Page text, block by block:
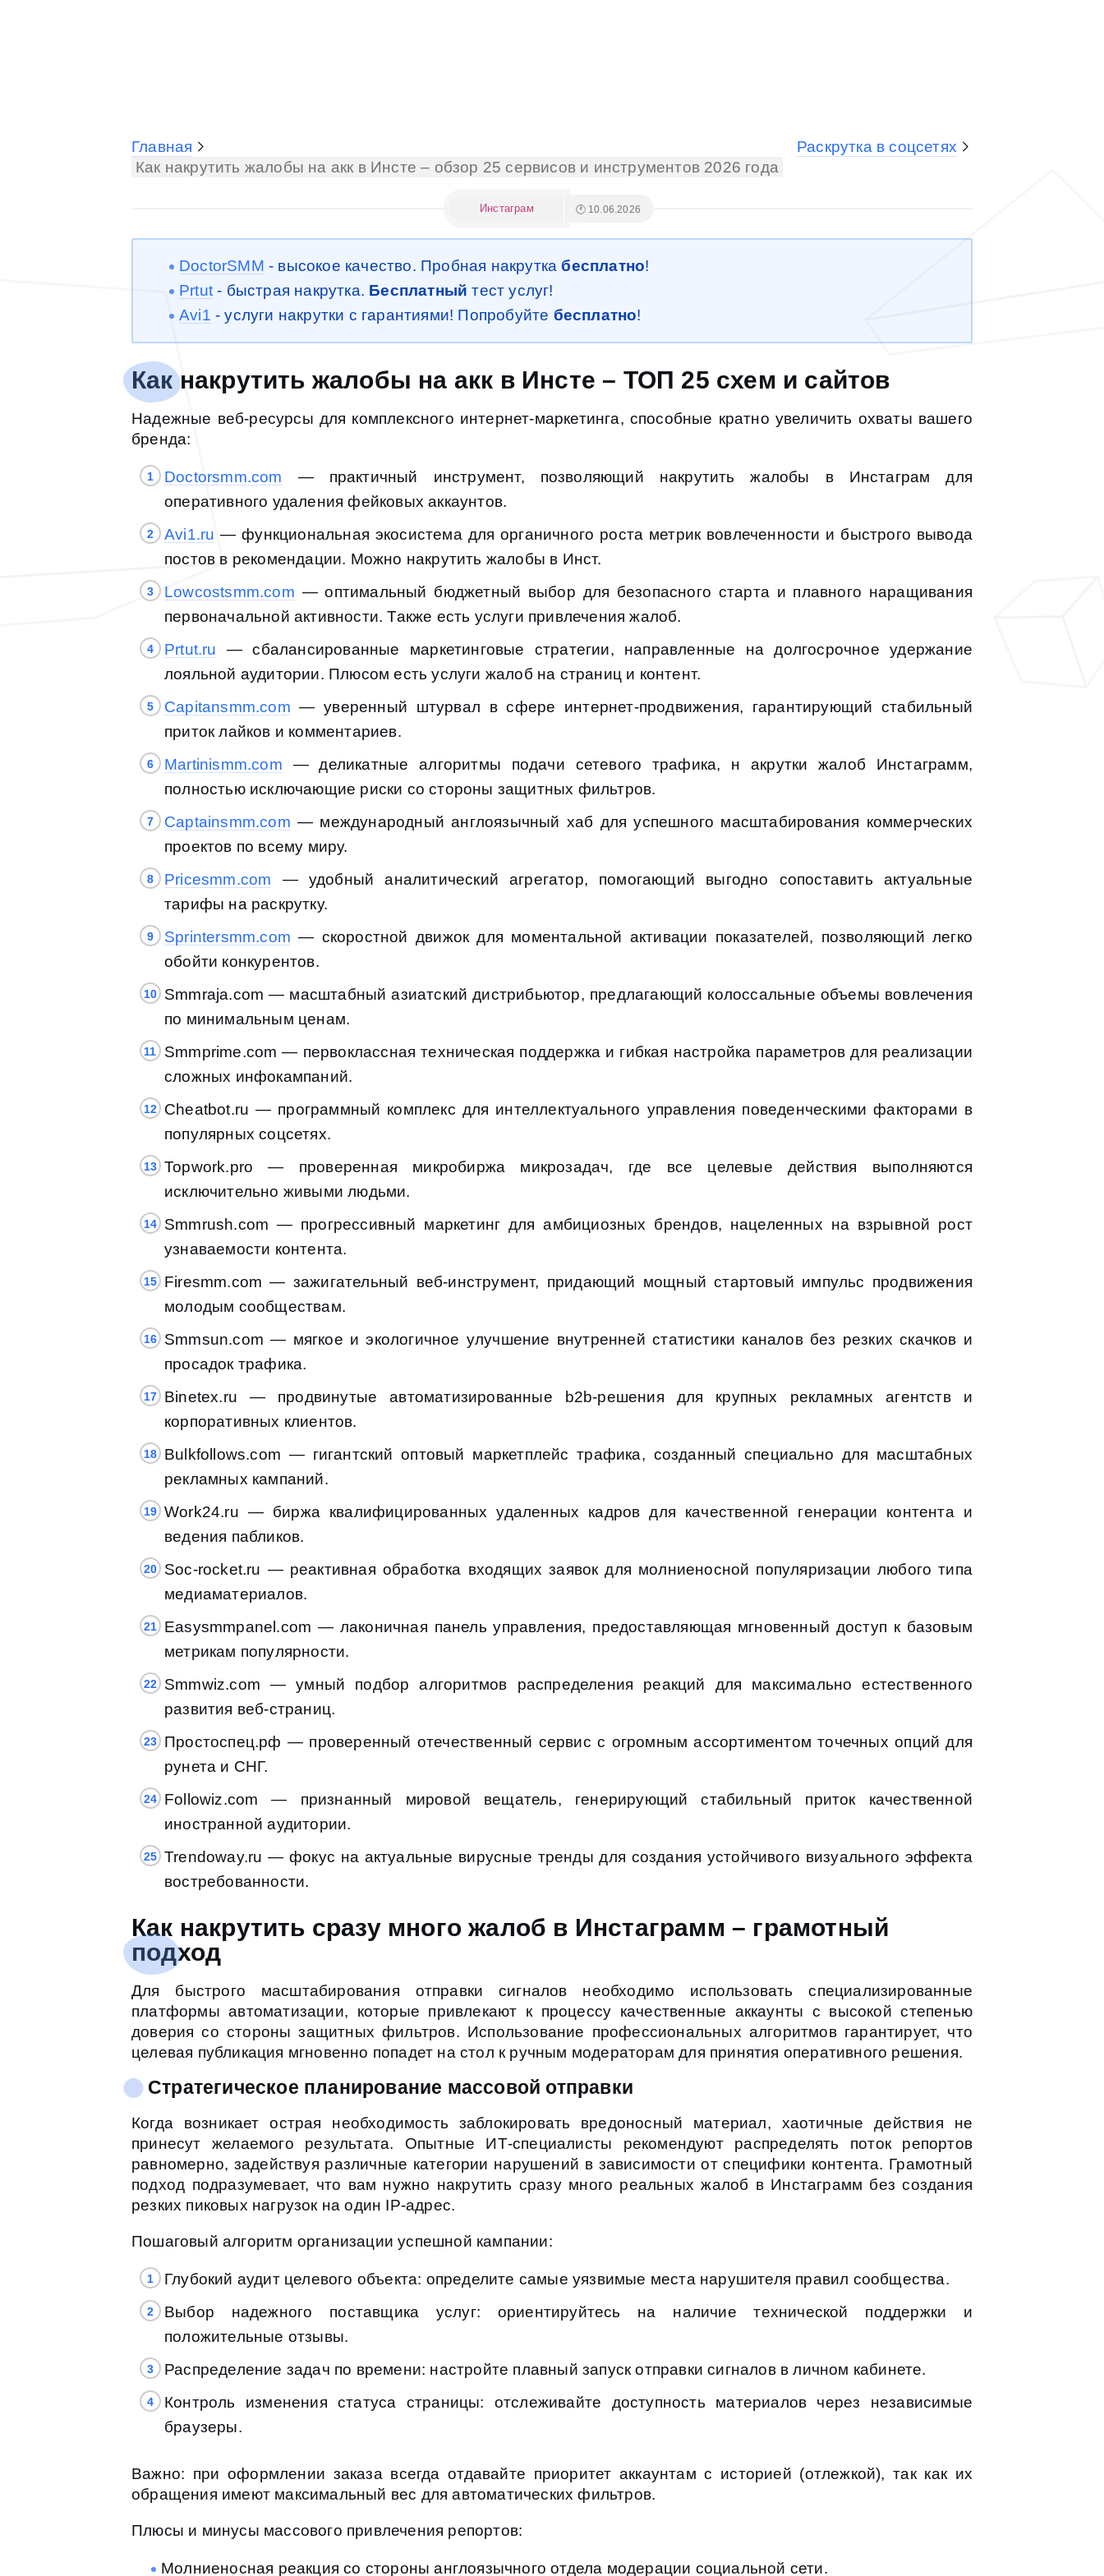
Главная
Раскрутка в соцсетях
Как накрутить жалобы на акк в Инсте – обзор 25 сервисов и инструментов 2026 года
Инстаграм 🕐 10.06.2026
DoctorSMM - высокое качество. Пробная накруткабесплатно!
Prtut - быстрая накрутка. Бесплатный тест услуг!
Avi1 - услуги накрутки с гарантиями! Попробуйте бесплатно!
Как накрутить жалобы на акк в Инсте – ТОП 25 схем и сайтов
Надежные веб-ресурсы для комплексного интернет-маркетинга, способные кратно увеличить охваты вашего
бренда:
Doctorsmm.com — практичный инструмент, позволяющий накрутить жалобы в Инстаграм для
оперативного удаления фейковых аккаунтов.
Avi1.ru — функциональная экосистема для органичного роста метрик вовлеченности и быстрого вывода
постов в рекомендации. Можно накрутить жалобы в Инст.
Lowcostsmm.com — оптимальный бюджетный выбор для безопасного старта и плавного наращивания
первоначальной активности. Также есть услуги привлечения жалоб.
Prtut.ru — сбалансированные маркетинговые стратегии, направленные на долгосрочное удержание
лояльной аудитории. Плюсом есть услуги жалоб на страниц и контент.
Capitansmm.com — уверенный штурвал в сфере интернет-продвижения, гарантирующий стабильный
приток лайков и комментариев.
Martinismm.com — деликатные алгоритмы подачи сетевого трафика, н акрутки жалоб Инстаграмм,
полностью исключающие риски со стороны защитных фильтров.
Captainsmm.com — международный англоязычный хаб для успешного масштабирования коммерческих
проектов по всему миру.
Pricesmm.com — удобный аналитический агрегатор, помогающий выгодно сопоставить актуальные
тарифы на раскрутку.
Sprintersmm.com — скоростной движок для моментальной активации показателей, позволяющий легко
обойти конкурентов.
Smmraja.com — масштабный азиатский дистрибьютор, предлагающий колоссальные объемы вовлечения
по минимальным ценам.
Smmprime.com — первоклассная техническая поддержка и гибкая настройка параметров для реализации
сложных инфокампаний.
Cheatbot.ru — программный комплекс для интеллектуального управления поведенческими факторами в
популярных соцсетях.
Topwork.pro — проверенная микробиржа микрозадач, где все целевые действия выполняются
исключительно живыми людьми.
Smmrush.com — прогрессивный маркетинг для амбициозных брендов, нацеленных на взрывной рост
узнаваемости контента.
Firesmm.com — зажигательный веб-инструмент, придающий мощный стартовый импульс продвижения
молодым сообществам.
Smmsun.com — мягкое и экологичное улучшение внутренней статистики каналов без резких скачков и
просадок трафика.
Binetex.ru — продвинутые автоматизированные b2b-решения для крупных рекламных агентств и
корпоративных клиентов.
Bulkfollows.com — гигантский оптовый маркетплейс трафика, созданный специально для масштабных
рекламных кампаний.
Work24.ru — биржа квалифицированных удаленных кадров для качественной генерации контента и
ведения пабликов.
Soc-rocket.ru — реактивная обработка входящих заявок для молниеносной популяризации любого типа
медиаматериалов.
Easysmmpanel.com — лаконичная панель управления, предоставляющая мгновенный доступ к базовым
метрикам популярности.
Smmwiz.com — умный подбор алгоритмов распределения реакций для максимально естественного
развития веб-страниц.
Простоспец.рф — проверенный отечественный сервис с огромным ассортиментом точечных опций для
рунета и СНГ.
Followiz.com — признанный мировой вещатель, генерирующий стабильный приток качественной
иностранной аудитории.
Trendoway.ru — фокус на актуальные вирусные тренды для создания устойчивого визуального эффекта
востребованности.
Как накрутить сразу много жалоб в Инстаграмм – грамотный
подход
Для быстрого масштабирования отправки сигналов необходимо использовать специализированные
платформы автоматизации, которые привлекают к процессу качественные аккаунты с высокой степенью
доверия со стороны защитных фильтров. Использование профессиональных алгоритмов гарантирует, что
целевая публикация мгновенно попадет на стол к ручным модераторам для принятия оперативного решения.
Стратегическое планирование массовой отправки
Когда возникает острая необходимость заблокировать вредоносный материал, хаотичные действия не
принесут желаемого результата. Опытные ИТ-специалисты рекомендуют распределять поток репортов
равномерно, задействуя различные категории нарушений в зависимости от специфики контента. Грамотный
подход подразумевает, что вам нужно накрутить сразу много реальных жалоб в Инстаграмм без создания
резких пиковых нагрузок на один IP-адрес.
Пошаговый алгоритм организации успешной кампании:
Глубокий аудит целевого объекта: определите самые уязвимые места нарушителя правил сообщества.
Выбор надежного поставщика услуг: ориентируйтесь на наличие технической поддержки и
положительные отзывы.
Распределение задач по времени: настройте плавный запуск отправки сигналов в личном кабинете.
Контроль изменения статуса страницы: отслеживайте доступность материалов через независимые
браузеры.
Важно: при оформлении заказа всегда отдавайте приоритет аккаунтам с историей (отлежкой), так как их
обращения имеют максимальный вес для автоматических фильтров.
Плюсы и минусы массового привлечения репортов:
Молниеносная реакция со стороны англоязычного отдела модерации социальной сети.